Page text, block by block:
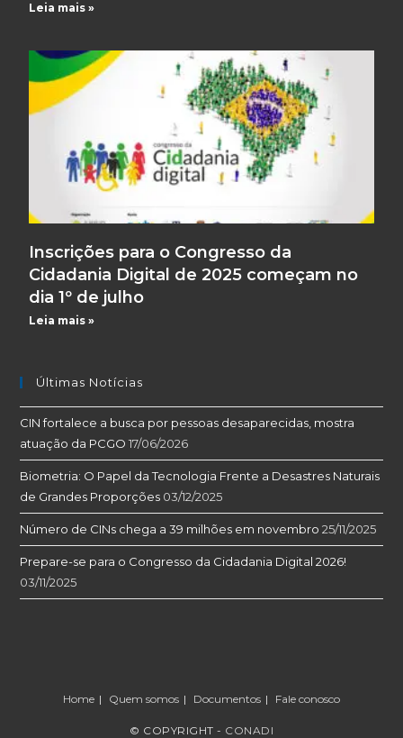
Leia mais »
Inscrições para o Congresso da
Cidadania Digital de 2025 começam no
dia 1º de julho
Leia mais »
Últimas Notícias
CIN fortalece a busca por pessoas desaparecidas, mostra
atuação da PCGO 17/06/2026
Biometria: O Papel da Tecnologia Frente a Desastres Naturais
de Grandes Proporções 03/12/2025
Número de CINs chega a 39 milhões em novembro 25/11/2025
Prepare-se para o Congresso da Cidadania Digital 2026!
03/11/2025
Home Quem somos Documentos Fale conosco
© COPYRIGHT - CONADI